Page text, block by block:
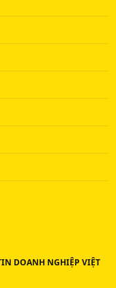
DOANH NGHIỆP VIỆT